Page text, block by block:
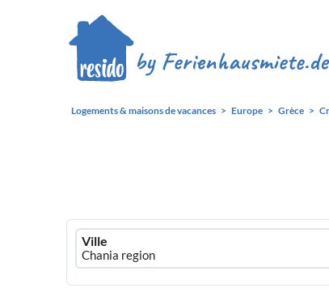
Logements & maisons de vacances Europe Grèce
Ferienhausmiete
logo
Ville